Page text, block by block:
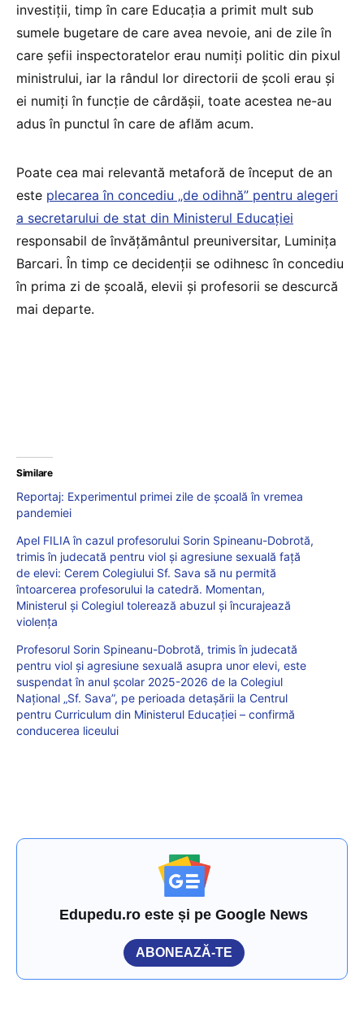
investiții, timp în care Educația a primit mult sub
sumele bugetare de care avea nevoie, ani de zile în
care șefii inspectoratelor erau numiți politic din pixul
ministrului, iar la rândul lor directorii de școli erau și
ei numiți în funcție de cârdășii, toate acestea ne-au
adus în punctul în care de aflăm acum.
Poate cea mai relevantă metaforă de început de an
este plecarea în concediu „de odihnă” pentru alegeri
a secretarului de stat din Ministerul Educației
responsabil de învățământul preuniversitar, Luminița
Barcari. În timp ce decidenții se odihnesc în concediu
în prima zi de școală, elevii și profesorii se descurcă
mai departe.
Similare
Reportaj: Experimentul primei zile de școală în vremea
pandemiei
Apel FILIA în cazul profesorului Sorin Spineanu-Dobrotă,
trimis în judecată pentru viol și agresiune sexuală față
de elevi: Cerem Colegiului Sf. Sava să nu permită
întoarcerea profesorului la catedră. Momentan,
Ministerul și Colegiul tolerează abuzul și încurajează
violența
Profesorul Sorin Spineanu-Dobrotă, trimis în judecată
pentru viol și agresiune sexuală asupra unor elevi, este
suspendat în anul școlar 2025-2026 de la Colegiul
Național „Sf. Sava”, pe perioada detașării la Centrul
pentru Curriculum din Ministerul Educației – confirmă
conducerea liceului
Edupedu.ro este și pe Google News
ABONEAZĂ-TE